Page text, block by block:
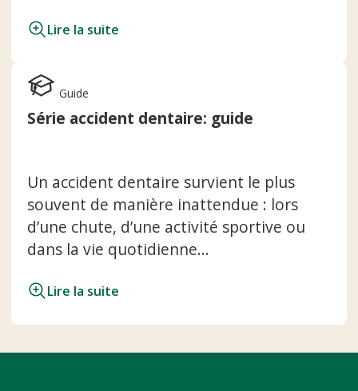
Lire la suite
Guide
Série accident dentaire: guide
Un accident dentaire survient le plus
souvent de manière inattendue : lors
d’une chute, d’une activité sportive ou
dans la vie quotidienne...
Lire la suite